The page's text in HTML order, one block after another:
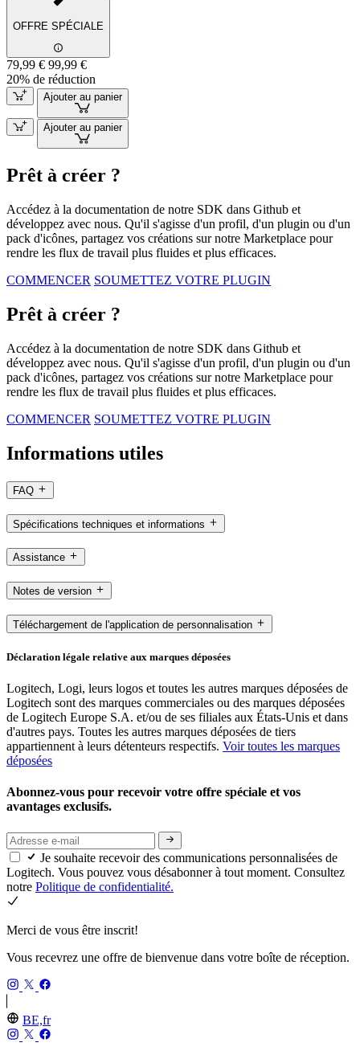
OFFRE SPÉCIALE
79,99 € 99,99 €
20% de réduction
Ajouter au panier
Ajouter au panier
Prêt à créer ?
Accédez à la documentation de notre SDK dans Github et
développez avec nous. Qu'il s'agisse d'un profil, d'un plugin ou d'un
pack d'icônes, partagez vos créations sur notre Marketplace pour
rendre les flux de travail plus fluides et plus efficaces.
COMMENCER SOUMETTEZ VOTRE PLUGIN
Prêt à créer ?
Accédez à la documentation de notre SDK dans Github et
développez avec nous. Qu'il s'agisse d'un profil, d'un plugin ou d'un
pack d'icônes, partagez vos créations sur notre Marketplace pour
rendre les flux de travail plus fluides et plus efficaces.
COMMENCER SOUMETTEZ VOTRE PLUGIN
Informations utiles
FAQ
Spécifications techniques et informations
Assistance
Notes de version
Téléchargement de l'application de personnalisation
Déclaration légale relative aux marques déposées
Logitech, Logi, leurs logos et toutes les autres marques déposées de
Logitech sont des marques commerciales ou des marques déposées
de Logitech Europe S.A. et/ou de ses filiales aux États-Unis et dans
d'autres pays. Toutes les autres marques déposées de tiers
appartiennent à leurs détenteurs respectifs. Voir toutes les marques
déposées
Abonnez-vous pour recevoir votre offre spéciale et vos
avantages exclusifs.
Je souhaite recevoir des communications personnalisées de
Logitech. Vous pouvez vous désabonner à tout moment. Consultez
notre Politique de confidentialité.
Merci de vous être inscrit!
Vous recevrez une offre de bienvenue dans votre boîte de réception.
BE,fr